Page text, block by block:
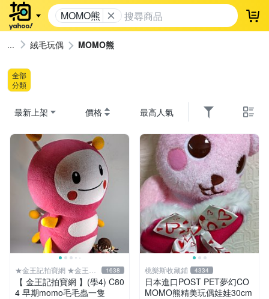
MOMO熊 登
絨毛玩偶 MOMO熊
全部
分類
最新上架 價格 最高人氣
★金王記拍寶網 ★金王記
拍寶趣
1638
【 金王記拍寶網 】(學4) C80
4 早期momo毛毛蟲一隻
桃樂斯收藏鋪 4334
日本進口POST PET夢幻CO
MOMO熊精美玩偶娃娃30cm